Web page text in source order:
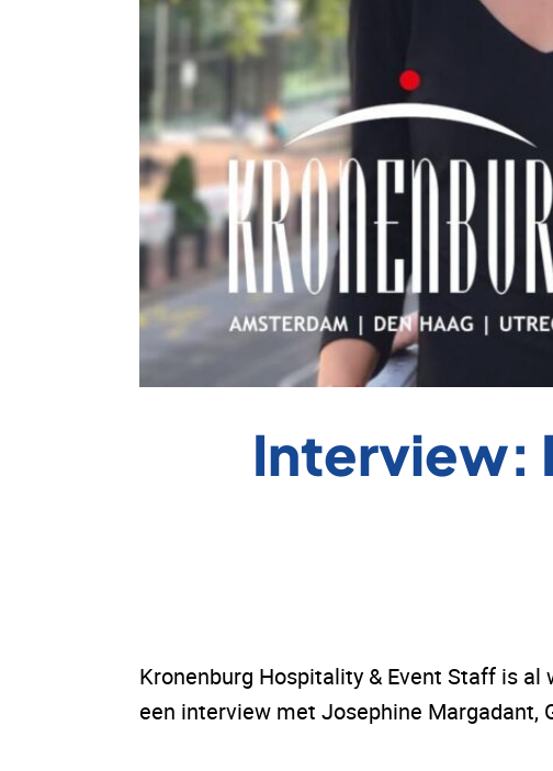
Interview:
Kronenburg Hospitality & Event Staff is
een interview met Josephine Margadant,